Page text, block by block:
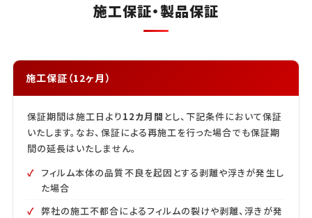
施工保証・製品保証
施工保証（12ヶ月）
保証期間は施工日より12カ月間 とし、下記条件において保証
いたします。なお、保証による再施工を行った場合でも保証期
間の延長はいたしません。
フィルム本体の品質不良を起因とする剥離や浮きが発生し
た場合
弊社の施工不都合によるフィルムの裂けや剥離、浮きが発